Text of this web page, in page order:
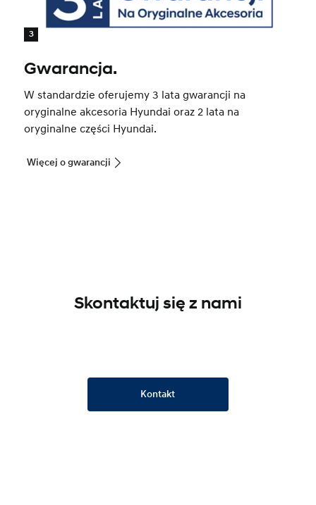
3
Gwarancja.
W standardzie oferujemy 3 lata gwarancji na
oryginalne akcesoria Hyundai oraz 2 lata na
oryginalne części Hyundai.
Więcej o gwarancji
Skontaktuj się z nami
Kontakt